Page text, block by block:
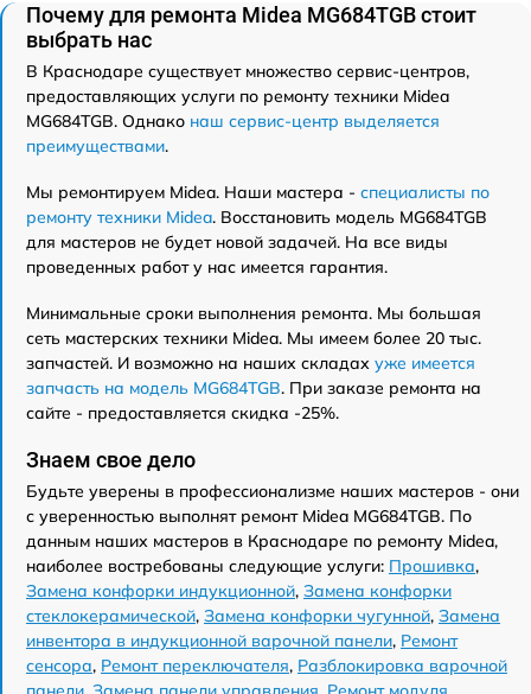
Почему для ремонта Midea MG684TGB стоит
выбрать нас
В Краснодаре существует множество сервис-центров,
предоставляющих услуги по ремонту техники Midea
MG684TGB. Однако наш сервис-центр выделяется
преимуществами.
Мы ремонтируем Midea. Наши мастера - специалисты по
ремонту техники Midea. Восстановить модель MG684TGB
для мастеров не будет новой задачей. На все виды
проведенных работ у нас имеется гарантия.
Минимальные сроки выполнения ремонта. Мы большая
сеть мастерских техники Midea. Мы имеем более 20 тыс.
запчастей. И возможно на наших складах уже имеется
запчасть на модель MG684TGB. При заказе ремонта на
сайте - предоставляется скидка -25%.
Знаем свое дело
Будьте уверены в профессионализме наших мастеров - они
с уверенностью выполнят ремонт Midea MG684TGB. По
данным наших мастеров в Краснодаре по ремонту Midea,
наиболее востребованы следующие услуги: Прошивка,
Замена конфорки индукционной, Замена конфорки
стеклокерамической, Замена конфорки чугунной, Замена
инвентора в индукционной варочной панели, Ремонт
сенсора, Ремонт переключателя, Разблокировка варочной